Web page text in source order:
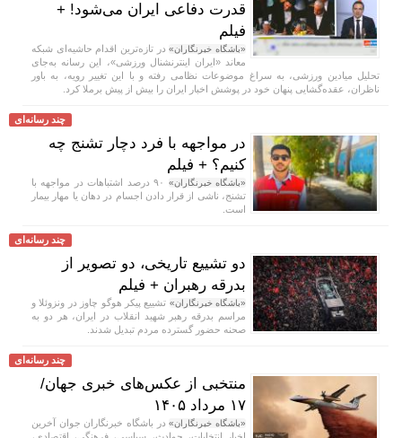
قدرت دفاعی ایران می‌شود! +
فیلم
«باشگاه خبرنگاران»در تازه‌ترین اقدام حاشیه‌ای شبکه
معاند «ایران اینترنشنال ورزشی»، این رسانه به‌جای
تحلیل میادین ورزشی، به سراغ موضوعات نظامی رفته و با این تغییر رویه، به باور
ناظران، عقده‌گشایی پنهان خود در پوشش اخبار ایران را بیش از پیش برملا کرد.
چند رسانه‌ای
در مواجهه با فرد دچار تشنج چه
کنیم؟ + فیلم
«باشگاه خبرنگاران»
۹۰ درصد اشتباهات در مواجهه با
تشنج، ناشی از قرار دادن اجسام در دهان یا مهار بیمار
است.
چند رسانه‌ای
دو تشییع تاریخی، دو تصویر از
بدرقه رهبران + فیلم
«باشگاه خبرنگاران» تشییع پیکر هوگو چاوز در ونزوئلا و
مراسم بدرقه رهبر شهید انقلاب در ایران، هر دو به
صحنه حضور گسترده مردم تبدیل شدند.
چند رسانه‌ای
منتخبی از عکس‌های خبری جهان/
۱۷ مرداد ۱۴۰۵
«باشگاه خبرنگاران»در باشگاه خبرنگاران جوان آخرین